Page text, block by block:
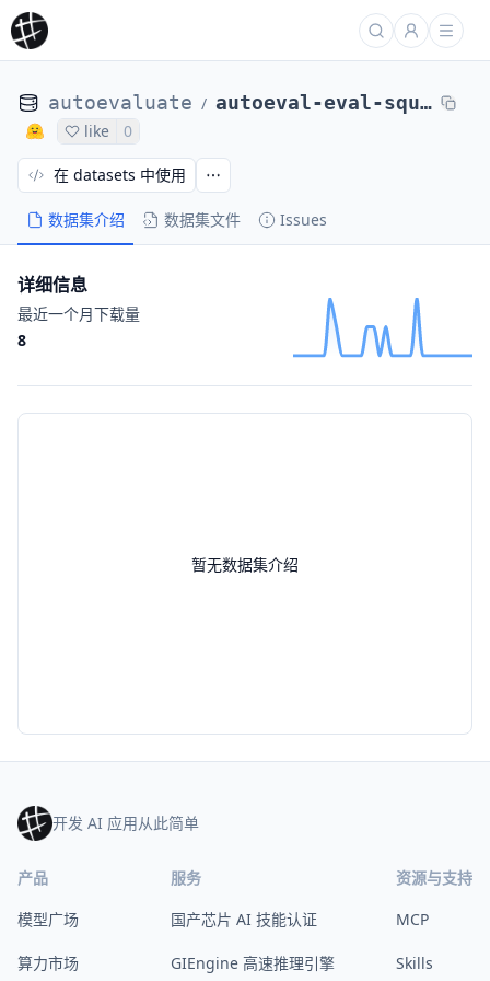
autoevaluate / autoeval-eval-squad-plain_text-b337fc-93468145855
like 0
数据集介绍 数据集文件 Issues
在 datasets 中使用
暂无数据集介绍
详细信息
最近一个月下载量
8
开发 AI 应用从此简单
产品
模型广场
算力市场
服务
国产芯片 AI 技能认证
GIEngine 高速推理引擎
资源与支持
MCP
Skills